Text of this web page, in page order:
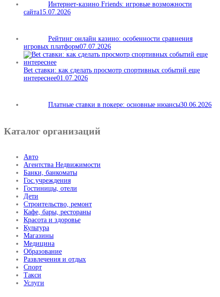
Интернет-казино Friends: игровые возможности
сайта15.07.2026
Рейтинг онлайн казино: особенности сравнения
игровых платформ07.07.2026
Bet ставки: как сделать просмотр спортивных событий еще
интереснее01.07.2026
Платные ставки в покере: основные нюансы30.06.2026
Каталог организаций
Авто
Агентства Недвижимости
Банки, банкоматы
Гос.учреждения
Гостиницы, отели
Дети
Строительство, ремонт
Кафе, бары, рестораны
Красота и здоровье
Культура
Магазины
Медицина
Образование
Развлечения и отдых
Спорт
Такси
Услуги